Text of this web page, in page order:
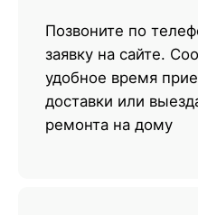
Позвоните по
заявку на сайте.
удобное время
доставки или
ремонта на дому